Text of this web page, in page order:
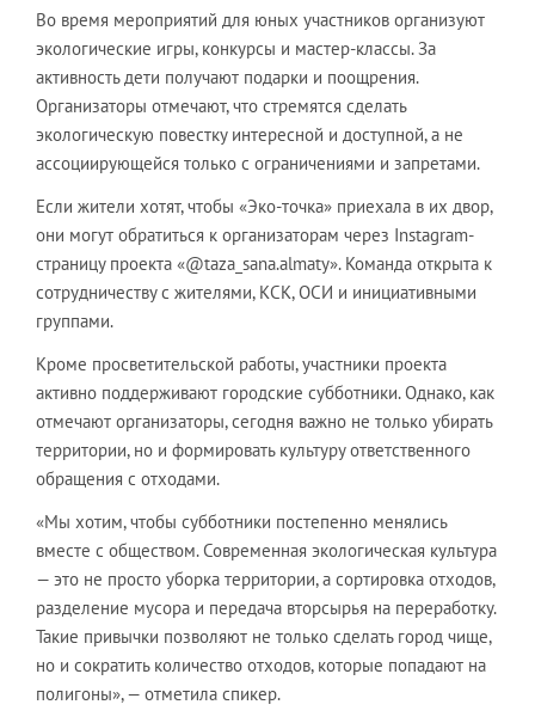
Во время мероприятий для юных участников организуют
экологические игры, конкурсы и мастер-классы. За
активность дети получают подарки и поощрения.
Организаторы отмечают, что стремятся сделать
экологическую повестку интересной и доступной, а не
ассоциирующейся только с ограничениями и запретами.
Если жители хотят, чтобы «Эко-точка» приехала в их двор,
они могут обратиться к организаторам через Instagram-
страницу проекта «@taza_sana.almaty». Команда открыта к
сотрудничеству с жителями, КСК, ОСИ и инициативными
группами.
Кроме просветительской работы, участники проекта
активно поддерживают городские субботники. Однако, как
отмечают организаторы, сегодня важно не только убирать
территории, но и формировать культуру ответственного
обращения с отходами.
«Мы хотим, чтобы субботники постепенно менялись
вместе с обществом. Современная экологическая культура
— это не просто уборка территории, а сортировка отходов,
разделение мусора и передача вторсырья на переработку.
Такие привычки позволяют не только сделать город чище,
но и сократить количество отходов, которые попадают на
полигоны», — отметила спикер.